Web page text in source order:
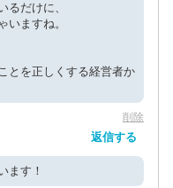
るだけに、
いますね。
とを正しくする経営者か
削除
返信する
ます！